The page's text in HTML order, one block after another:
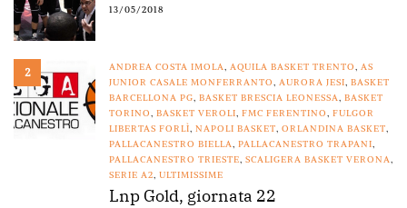
13/05/2018
2 ANDREA COSTA IMOLA, AQUILA BASKET TRENTO, AS
JUNIOR CASALE MONFERRANTO, AURORA JESI, BASKET
BARCELLONA PG, BASKET BRESCIA LEONESSA, BASKET
TORINO, BASKET VEROLI, FMC FERENTINO, FULGOR
LIBERTAS FORLÌ, NAPOLI BASKET, ORLANDINA BASKET,
PALLACANESTRO BIELLA, PALLACANESTRO TRAPANI,
PALLACANESTRO TRIESTE, SCALIGERA BASKET VERONA,
SERIE A2, ULTIMISSIME
Lnp Gold, giornata 22